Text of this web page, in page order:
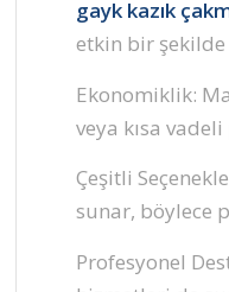
gayk kazık
etkin bir
Ekonomiklik:
veya kısa
Çeşitli
sunar, böylece
Profesyonel